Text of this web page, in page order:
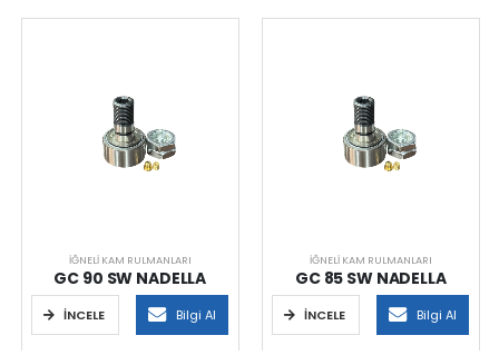
İĞNELI KAM RULMANLARI
GC 90 SW NADELLA
İNCELE Bilgi Al
İĞNELI KAM RULMANLARI
GC 85 SW NADELLA
İNCELE Bilgi Al